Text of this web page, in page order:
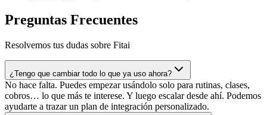
Preguntas Frecuentes
Resolvemos tus dudas sobre Fitai
¿Tengo que cambiar todo lo que ya uso ahora?
No hace falta. Puedes empezar usándolo solo para rutinas, clases,
cobros… lo que más te interese. Y luego escalar desde ahí. Podemos
ayudarte a trazar un plan de integración personalizado.